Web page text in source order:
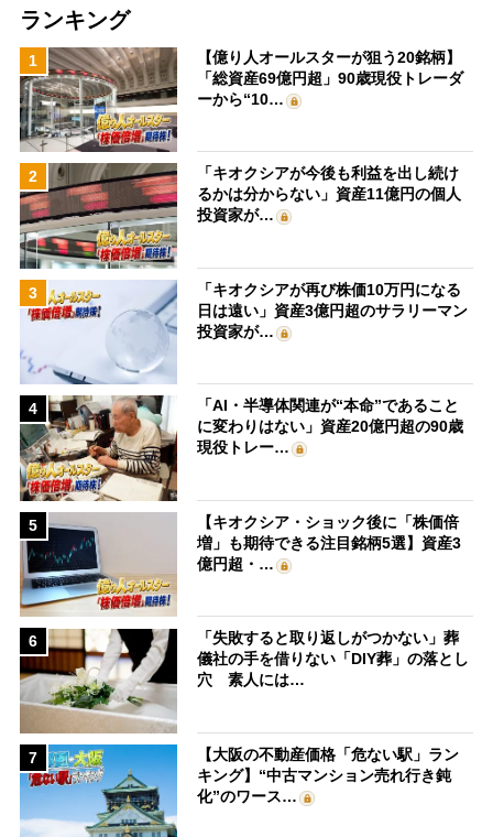
ランキング
1
【億り人オールスターが狙う20銘柄】
「総資産69億円超」90歳現役トレーダ
ーから“10…
2
「キオクシアが今後も利益を出し続け
るかは分からない」資産11億円の個人
投資家が…
3
「キオクシアが再び株価10万円になる
日は遠い」資産3億円超のサラリーマン
投資家が…
4
「AI・半導体関連が“本命”であること
に変わりはない」資産20億円超の90歳
現役トレー…
5
【キオクシア・ショック後に「株価倍
増」も期待できる注目銘柄5選】資産3
億円超・…
6
「失敗すると取り返しがつかない」葬
儀社の手を借りない「DIY葬」の落とし
穴 素人には…
7
【大阪の不動産価格「危ない駅」ラン
キング】“中古マンション売れ行き鈍
化”のワース…